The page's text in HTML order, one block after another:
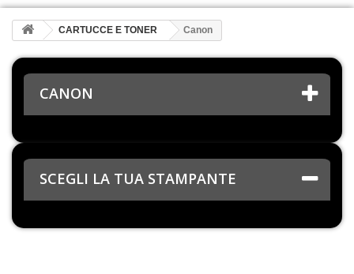
CARTUCCE E TONER Canon
CANON
SCEGLI LA TUA STAMPANTE